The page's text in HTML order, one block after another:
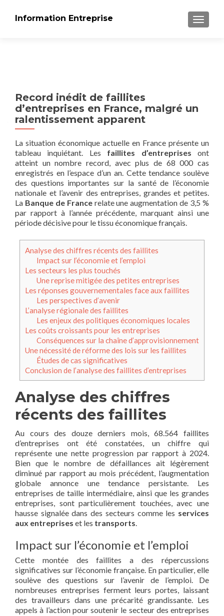
Information Entreprise
Record inédit de faillites
d’entreprises en France, malgré un
ralentissement apparent
La situation économique actuelle en France présente un
tableau inquiétant. Les faillites d’entreprises ont
atteint un nombre record, avec plus de 68 000 cas
enregistrés en l’espace d’un an. Cette tendance soulève
des questions importantes sur la santé de l’économie
nationale et l’avenir des entreprises, grandes et petites.
La Banque de Francerelate une augmentation de 3,5 %
par rapport à l’année précédente, marquant ainsi une
période décisive pour le tissu économique français.
Analyse des chiffres récents des faillites
Impact sur l’économie et l’emploi
Les secteurs les plus touchés
Une reprise mitigée des petites entreprises
Les réponses gouvernementales face aux faillites
Les perspectives d’avenir
L’analyse régionale des faillites
Les enjeux des politiques économiques locales
Les coûts croissants pour les entreprises
Conséquences sur la chaîne d’approvisionnement
Une nécessité de réforme des lois sur les faillites
Études de cas significatives
Conclusion de l’analyse des faillites d’entreprises
Analyse des chiffres
récents des faillites
Au cours des douze derniers mois, 68.564 faillites
d’entreprises ont été constatées, un chiffre qui
représente une nette progression par rapport à 2024.
Bien que le nombre de défaillances ait légèrement
diminué par rapport au mois précédent, l’augmentation
globale annonce une tendance persistante. Les
entreprises de taille intermédiaire, ainsi que les grandes
entreprises, sont particulièrement touchées, avec une
hausse signalée dans des secteurs comme les services
aux entreprises et les transports.
Impact sur l’économie et l’emploi
Cette montée des faillites a des répercussions
significatives sur l’économie française. En particulier, elle
soulève des questions sur l’avenir de l’emploi. De
nombreuses entreprises ferment leurs portes, laissant
des travailleurs dans une précarité grandissante. Les
appels à l’action pour soutenir le secteur des entreprises